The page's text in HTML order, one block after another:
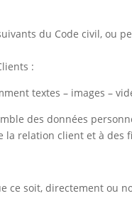
du Code civil, ou
:
textes – images –
des données
relation client et à des
soit, directement ou